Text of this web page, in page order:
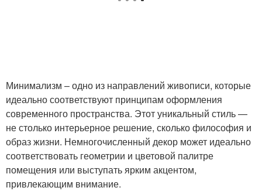
Минимализм – одно из направлений живописи, которые
идеально соответствуют принципам оформления
современного пространства. Этот уникальный стиль —
не столько интерьерное решение, сколько философия и
образ жизни. Немногочисленный декор может идеально
соответствовать геометрии и цветовой палитре
помещения или выступать ярким акцентом,
привлекающим внимание.